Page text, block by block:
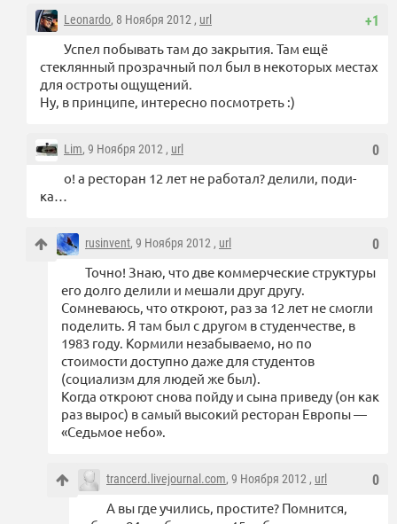
+1
Leonardo, 8 Ноября 2012 , url
Успел побывать там до закрытия. Там ещё
стеклянный прозрачный пол был в некоторых местах
для остроты ощущений.
Ну, в принципе, интересно посмотреть :)
0
Lim, 9 Ноября 2012 , url
о! а ресторан 12 лет не работал? делили, поди-
ка…
0
rusinvent, 9 Ноября 2012 , url
Точно! Знаю, что две коммерческие структуры
его долго делили и мешали друг другу.
Сомневаюсь, что откроют, раз за 12 лет не смогли
поделить. Я там был с другом в студенчестве, в
1983 году. Кормили незабываемо, но по
стоимости доступно даже для студентов
(социализм для людей же был).
Когда откроют снова пойду и сына приведу (он как
раз вырос) в самый высокий ресторан Европы —
«Седьмое небо».
0
trancerd.livejournal.com, 9 Ноября 2012 , url
А вы где учились, простите? Помнится,